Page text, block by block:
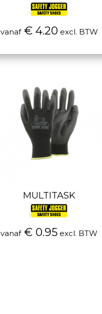
vanaf€ 4.20 excl. BTW
MULTITASK
vanaf€ 0.95 excl. BTW